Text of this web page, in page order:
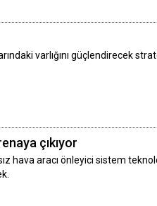
varlığını güçlendirecek
çıkıyor
hava aracı önleyici sistem